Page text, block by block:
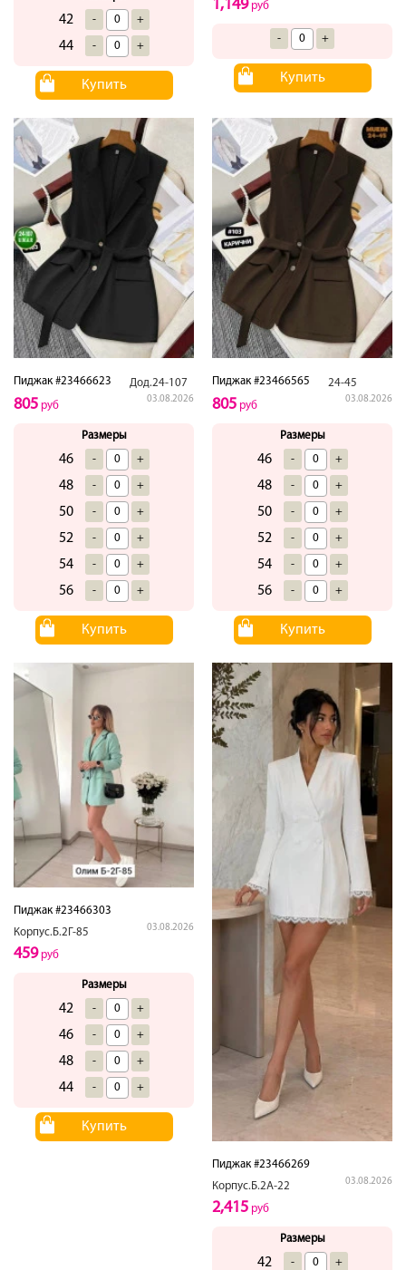
42 - +
44 - +
Купить
1,149руб
- +
Купить
Пиджак #23466623 Дод.24-107
03.08.2026
805 руб
Размеры
46 - +
48 - +
50 - +
52 - +
54 - +
56 - +
Купить
Пиджак #23466565 24-45
03.08.2026
805 руб
Размеры
46 - +
48 - +
50 - +
52 - +
54 - +
56 - +
Купить
Пиджак #23466303
Корпус.Б.2Г-85
03.08.2026
459руб
Размеры
42 - +
46 - +
48 - +
44 - +
Купить
Пиджак #23466269
Корпус.Б.2А-22
03.08.2026
2,415 руб
Размеры
42 - +